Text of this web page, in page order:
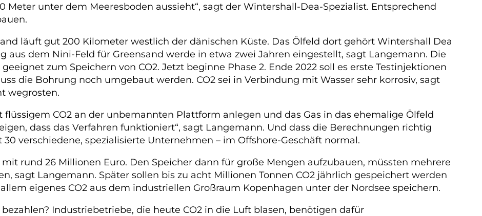
Meter unter dem Meeresboden aussieht“, sagt der Wintershall-Dea-Spezialist. Entsprechend
läuft gut 200 Kilometer westlich der dänischen Küste. Das Ölfeld dort gehört Wintershall Dea
aus dem Nini-Feld für Greensand werde in etwa zwei Jahren eingestellt, sagt Langemann. Die
zum Speichern von CO2. Jetzt beginne Phase 2. Ende 2022 soll es erste Testinjektionen
die Bohrung noch umgebaut werden. CO2 sei in Verbindung mit Wasser sehr korrosiv, sagt
wegrosten.
CO2 an der unbemannten Plattform anlegen und das Gas in das ehemalige Ölfeld
dass das Verfahren funktioniert“, sagt Langemann. Und dass die Berechnungen richtig
verschiedene, spezialisierte Unternehmen – im Offshore-Geschäft normal.
rund 26 Millionen Euro. Den Speicher dann für große Mengen aufzubauen, müssten mehrere
sagt Langemann. Später sollen bis zu acht Millionen Tonnen CO2 jährlich gespeichert werden
eigenes CO2 aus dem industriellen Großraum Kopenhagen unter der Nordsee speichern.
Industriebetriebe, die heute CO2 in die Luft blasen, benötigen dafür